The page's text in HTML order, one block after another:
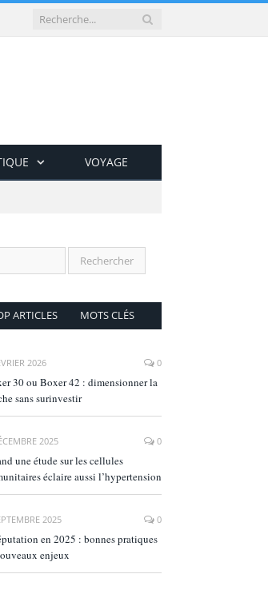
VOYAGE
ARTICLES MOTS CLÉS
2026 0
30 ou Boxer 42 : dimensionner la
sans surinvestir
2025 0
une étude sur les cellules
éclaire aussi l’hypertension
2025 0
en 2025 : bonnes pratiques
enjeux